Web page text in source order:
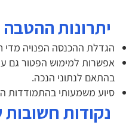
יתרונות ההטבה
הגדלת ההכנסה הפנויה מדי
אפשרות למימוש הפטור גם
בהתאם לנתוני הנכה.
סיוע משמעותי בהתמודדות
נקודות